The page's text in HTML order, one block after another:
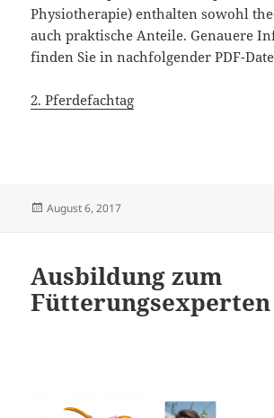
Physiotherapie) enthalten sowohl
auch praktische Anteile. Genauere
finden Sie in nachfolgender PDF-
2. Pferdefachtag
Veröffentlicht
August 6, 2017
Ausbildung zum
Fütterungsexperten